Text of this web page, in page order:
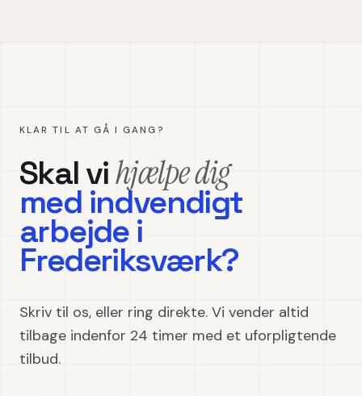
KLAR TIL AT GÅ I GANG?
Skal vihjælpe dig
med indvendigt
arbejdei
Frederiksværk?
Skriv til os, eller ring direkte. Vi vender altid
tilbage indenfor 24 timer med et uforpligtende
tilbud.